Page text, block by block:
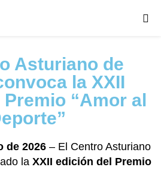
Asturiano de
la XXII
“Amor al
de 2026 – El Centro Asturiano
la XXII edición del Premio